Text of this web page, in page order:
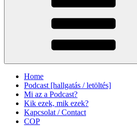
Home
Podcast [hallgatás / letöltés]
Mi az a Podcast?
Kik ezek, mik ezek?
Kapcsolat / Contact
COP